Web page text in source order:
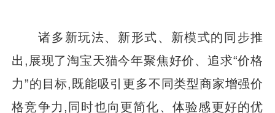
诸多新玩法、新形式、新模式的同步推
出,展现了淘宝天猫今年聚焦好价、追求“价格
力”的目标,既能吸引更多不同类型商家增强价
格竞争力,同时也向更简化、体验感更好的优